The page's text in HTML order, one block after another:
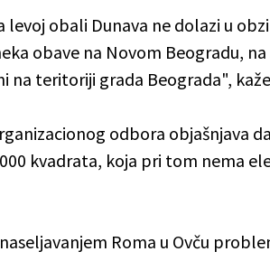
levoj obali Dunava ne dolazi u
obave na Novom Beogradu,
na teritoriji grada Beograda",
odbora objašnjava
kvadrata, koja pri tom nema
Roma u Ovču